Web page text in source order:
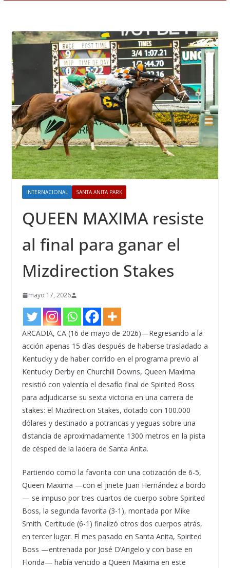
INTERNACIONAL SANTA ANITA PARK
QUEEN MAXIMA resiste
al final para ganar el
Mizdirection Stakes
mayo 17, 2026
ARCADIA, CA (16 de mayo de 2026)—Regresando a la
acción apenas 15 días después de haberse trasladado a
Kentucky y de haber corrido en el programa previo al
Kentucky Derby en Churchill Downs, Queen Maxima
resistió con valentía el desafío final de Spirited Boss
para adjudicarse su sexta victoria en una carrera de
stakes: el Mizdirection Stakes, dotado con 100.000
dólares y destinado a potrancas y yeguas sobre una
distancia de aproximadamente 1300 metros en la pista
de césped de la ladera de Santa Anita.
Partiendo como la favorita con una cotización de 6-5,
Queen Maxima —con el jinete Juan Hernández a bordo
— se impuso por tres cuartos de cuerpo sobre Spirited
Boss, la segunda favorita (3-1), montada por Mike
Smith. Certitude (6-1) finalizó otros dos cuerpos atrás,
en tercer lugar. El mes pasado en Santa Anita, Spirited
Boss —entrenada por José D’Angelo y con base en
Florida— había vencido a Queen Maxima en este